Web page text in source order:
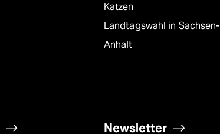
Katzen
Landtagswahl in Sachsen-
Anhalt
Newsletter